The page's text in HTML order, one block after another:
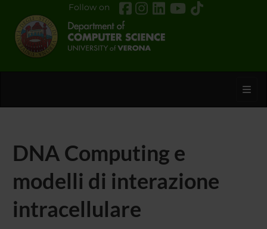
Follow on
DNA Computing e
modelli di interazione
intracellulare